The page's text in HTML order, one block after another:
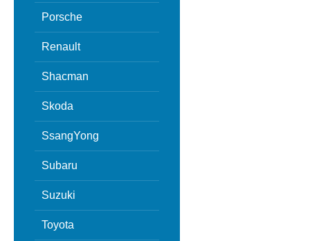
Porsche
Renault
Shacman
Skoda
SsangYong
Subaru
Suzuki
Toyota